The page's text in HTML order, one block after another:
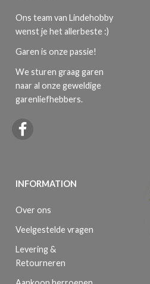
Ons team van Lindehobby
wenst je het allerbeste :)
Garen is onze passie!
We sturen graag garen
naar al onze geweldige
garenliefhebbers.
INFORMATION
Over ons
Veelgestelde vragen
Levering &
Retourneren